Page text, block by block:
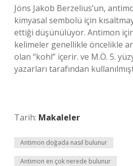
Jöns Jakob Berzelius’un,
kimyasal sembolü için
ettiği düşünülüyor. Antimon
kelimeler genellikle öncelikle
olan “kohl” içerir. ve M.Ö. 5.
yazarları tarafından
Tarih: Makaleler
Antimon doğada nasıl bulunur
Antimon en çok nerede bulunur